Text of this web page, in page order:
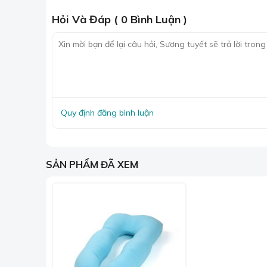
Hỏi Và Đáp ( 0 Bình Luận )
Quy định đăng bình luận
SẢN PHẨM ĐÃ XEM